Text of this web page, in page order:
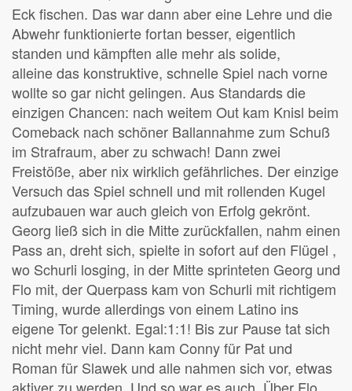
Eck fischen. Das war dann aber eine Lehre und die
Abwehr funktionierte fortan besser, eigentlich
standen und kämpften alle mehr als solide,
alleine das konstruktive, schnelle Spiel nach vorne
wollte so gar nicht gelingen. Aus Standards die
einzigen Chancen: nach weitem Out kam Knisl beim
Comeback nach schöner Ballannahme zum Schuß
im Strafraum, aber zu schwach! Dann zwei
Freistöße, aber nix wirklich gefährliches. Der einzige
Versuch das Spiel schnell und mit rollenden Kugel
aufzubauen war auch gleich von Erfolg gekrönt.
Georg ließ sich in die Mitte zurückfallen, nahm einen
Pass an, dreht sich, spielte in sofort auf den Flügel ,
wo Schurli losging, in der Mitte sprinteten Georg und
Flo mit, der Querpass kam von Schurli mit richtigem
Timing, wurde allerdings von einem Latino ins
eigene Tor gelenkt. Egal:1:1! Bis zur Pause tat sich
nicht mehr viel. Dann kam Conny für Pat und
Roman für Slawek und alle nahmen sich vor, etwas